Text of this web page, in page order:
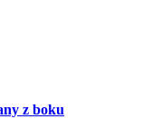
z boku